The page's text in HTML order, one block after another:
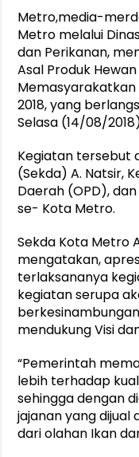
Gubernur Mirza Ajak
Purnama Wulan Sari
Metro,media-
Metro melalui
dan Perikanan,
Asal Produk
2018, yang
Selasa (14/08/
Kegiatan tersebut
(Sekda) A. Natsir,
Daerah (OPD),
se- Kota Metro.
Sekda Kota Metro
mengatakan,
terlaksananya
kegiatan serupa
mendukung Visi
“Pemerintah
lebih terhadap
sehingga dengan
jajanan yang dijual
dari olahan Ikan